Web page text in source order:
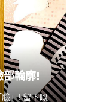
部輪廓!
」! 留下嘅